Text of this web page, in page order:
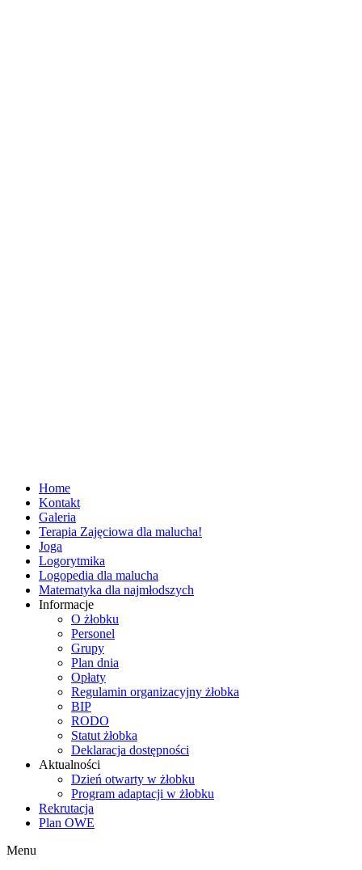
Home
Kontakt
Galeria
Terapia Zajęciowa dla malucha!
Joga
Logorytmika
Logopedia dla malucha
Matematyka dla najmłodszych
Informacje
O żłobku
Personel
Grupy
Plan dnia
Opłaty
Regulamin organizacyjny żłobka
BIP
RODO
Statut żłobka
Deklaracja dostępności
Aktualności
Dzień otwarty w żłobku
Program adaptacji w żłobku
Rekrutacja
Plan OWE
Menu